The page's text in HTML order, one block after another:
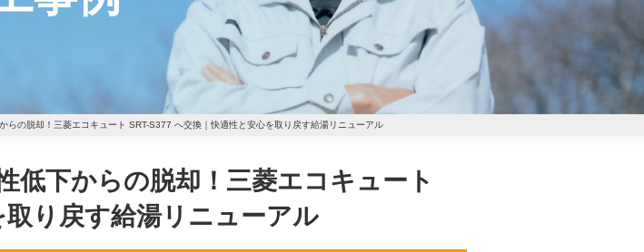
らの脱却！三菱エコキュート SRT-S377 へ交換｜快適性と安心を取り戻す給湯リニューアル
低下からの脱却！三菱エコキュート
り戻す給湯リニューアル